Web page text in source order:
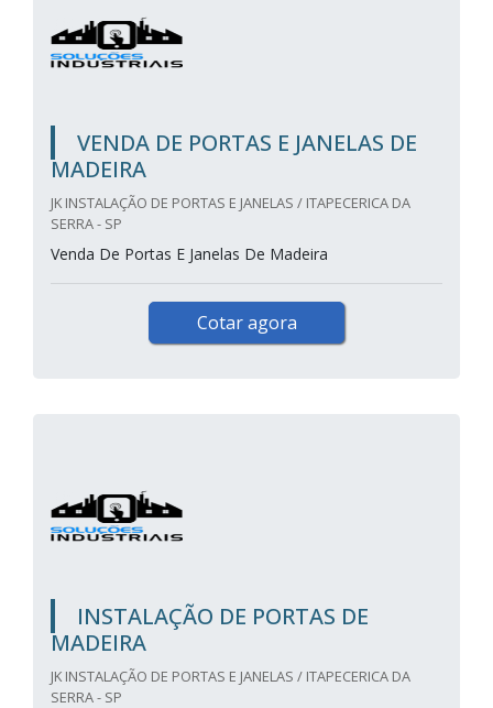
VENDA DE PORTAS E JANELAS DE
MADEIRA
JK INSTALAÇÃO DE PORTAS E JANELAS / ITAPECERICA DA
SERRA - SP
Venda De Portas E Janelas De Madeira
Cotar agora
INSTALAÇÃO DE PORTAS DE
MADEIRA
JK INSTALAÇÃO DE PORTAS E JANELAS / ITAPECERICA DA
SERRA - SP